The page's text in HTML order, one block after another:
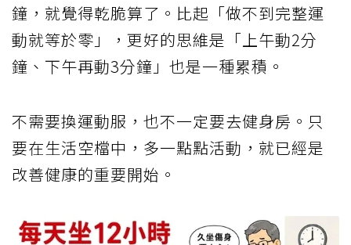
鐘，就覺得乾脆算了。比起「做不到完整運
動就等於零」，更好的思維是「上午動2分
鐘、下午再動3分鐘」也是一種累積。
不需要換運動服，也不一定要去健身房。只
要在生活空檔中，多一點點活動，就已經是
改善健康的重要開始。